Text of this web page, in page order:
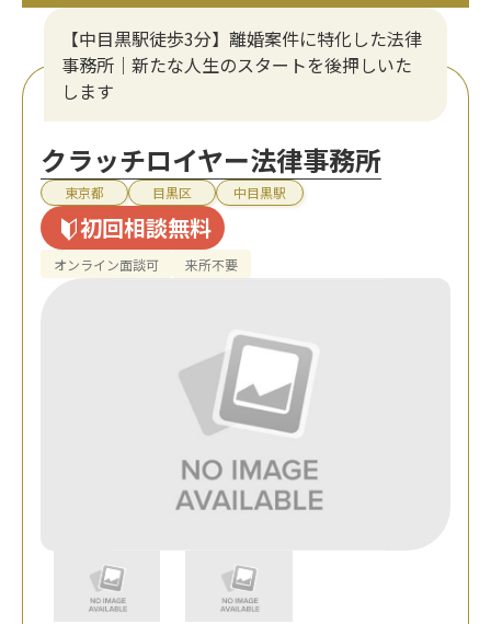
【中目黒駅徒歩3分】離婚案件に特化した法律
事務所｜新たな人生のスタートを後押しいた
します
クラッチロイヤー法律事務所
東京都 目黒区 中目黒駅
初回相談無料
オンライン面談可 来所不要